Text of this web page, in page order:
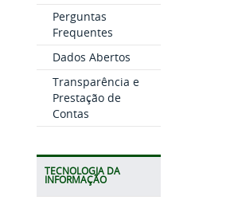
Perguntas
Frequentes
Dados Abertos
Transparência e
Prestação de
Contas
TECNOLOGIA DA
INFORMAÇÃO